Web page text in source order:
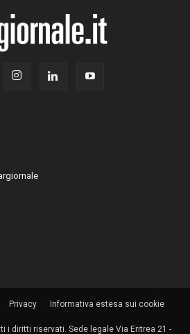
Privacy Informativa estesa sui cookie
i diritti riservati. Sede legale Via Eritrea 21 -